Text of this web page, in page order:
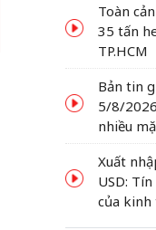
Toàn
35 tấn
TP.HCM
Bản tin
5/8/
nhiều
Xuất
USD:
của kinh